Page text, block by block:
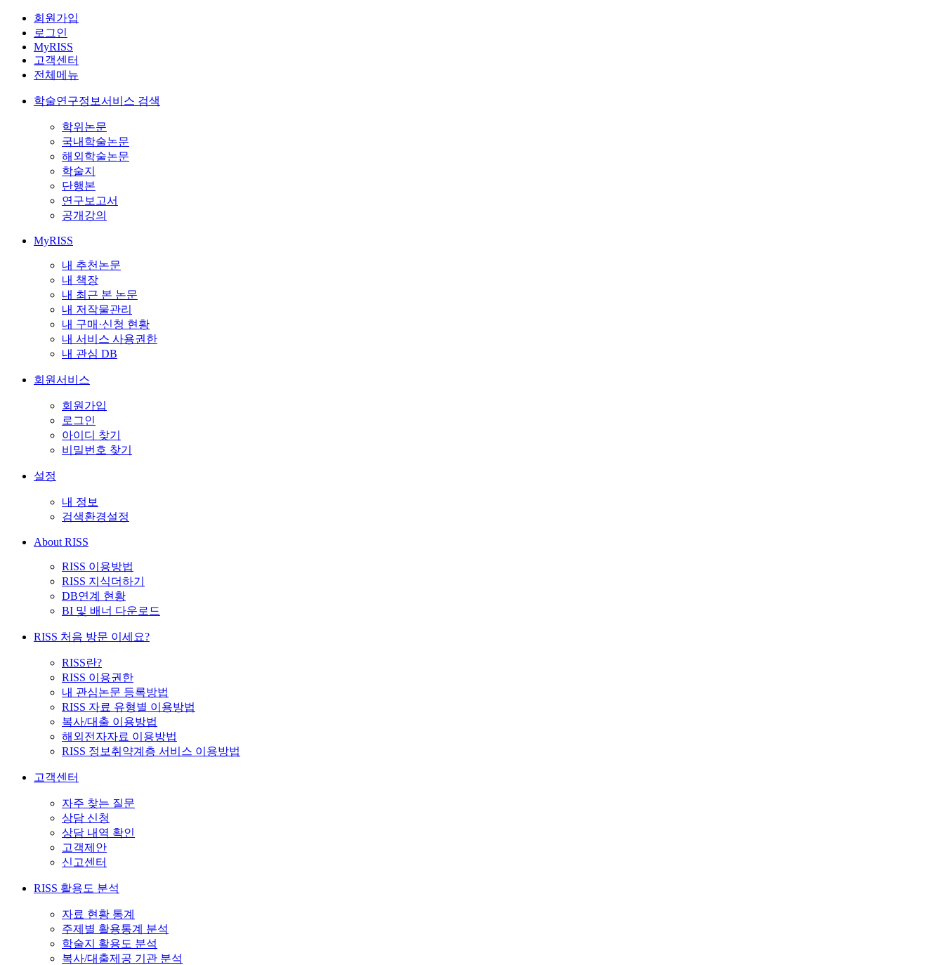
회원가입
로그인
MyRISS
고객센터
전체메뉴
학술연구정보서비스 검색
학위논문
국내학술논문
해외학술논문
학술지
단행본
연구보고서
공개강의
MyRISS
내 추천논문
내 책장
내 최근 본 논문
내 저작물관리
내 구매·신청 현황
내 서비스 사용권한
내 관심 DB
회원서비스
회원가입
로그인
아이디 찾기
비밀번호 찾기
설정
내 정보
검색환경설정
About RISS
RISS 이용방법
RISS 지식더하기
DB연계 현황
BI 및 배너 다운로드
RISS 처음 방문 이세요?
RISS란?
RISS 이용권한
내 관심논문 등록방법
RISS 자료 유형별 이용방법
복사/대출 이용방법
해외전자자료 이용방법
RISS 정보취약계층 서비스 이용방법
고객센터
자주 찾는 질문
상담 신청
상담 내역 확인
고객제안
신고센터
RISS 활용도 분석
자료 현황 통계
주제별 활용통계 분석
학술지 활용도 분석
복사/대출제공 기관 분석